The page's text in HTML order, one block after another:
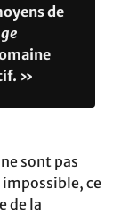
de
»
sont pas
ce
de la